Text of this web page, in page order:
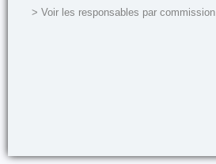
> Voir les responsables par commission